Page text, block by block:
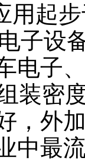
用起
子设
电子
装密
，外
中最